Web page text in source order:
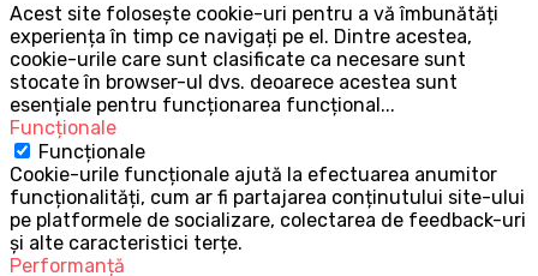
Acest site folosește cookie-uri pentru a vă îmbunătăți
experiența în timp ce navigați pe el. Dintre acestea,
cookie-urile care sunt clasificate ca necesare sunt
stocate în browser-ul dvs. deoarece acestea sunt
esențiale pentru funcționarea funcțional...
Funcționale
Funcționale
Cookie-urile funcționale ajută la efectuarea anumitor
funcționalități, cum ar fi partajarea conținutului site-ului
pe platformele de socializare, colectarea de feedback-uri
și alte caracteristici terțe.
Performanță